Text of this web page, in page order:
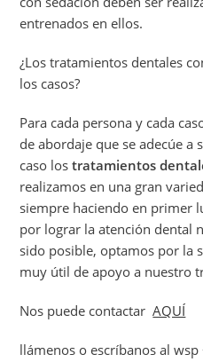
entrenados en ellos.
¿Los tratamientos dentales
los casos?
Para cada persona y cada
de abordaje que se adecúe a
caso lostratamientos
realizamos en una gran
siempre haciendo en primer
por lograr la atención dental
sido posible, optamos por la
muy útil de apoyo a nuestro
Nos puede contactarAQUÍ
llámenos o escríbanos al